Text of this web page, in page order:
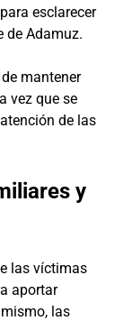
esclarecer
de Adamuz.
mantener
vez que se
de las
y
las víctimas
aportar
las